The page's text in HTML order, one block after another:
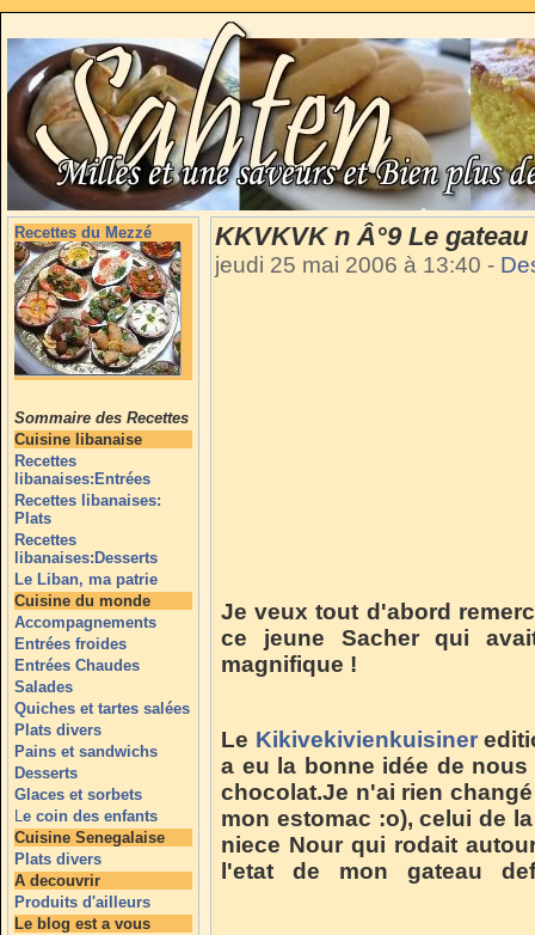
Recettes du Mezzé
Sommaire des Recettes
Cuisine libanaise
Recettes
libanaises:Entrées
Recettes libanaises:
Plats
Recettes
libanaises:Desserts
Le Liban, ma patrie
Cuisine du monde
Accompagnements
Entrées froides
Entrées Chaudes
Salades
Quiches et tartes salées
Plats divers
Pains et sandwichs
Desserts
Glaces et sorbets
Le coin des enfants
Cuisine Senegalaise
Plats divers
A decouvrir
Produits d'ailleurs
Le blog est a vous
KKVKVK n Â°9 Le
jeudi 25 mai 2006 à 13:40 -
Je veux tout d'abord
ce jeune Sacher qui
magnifique !
Le Kikivekivienkuisiner
a eu la bonne idée de
chocolat.Je n'ai rien
mon estomac :o), celui de
niece Nour qui rodait
l'etat de mon gateau